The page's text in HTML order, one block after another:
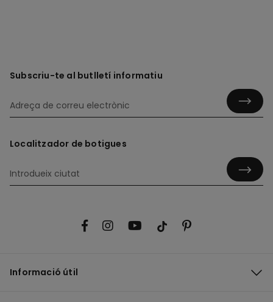
Subscriu-te al butlletí informatiu
Localitzador de botigues
Informació útil